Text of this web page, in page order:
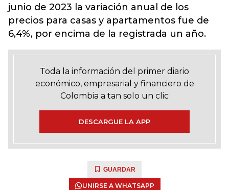
junio de 2023 la variación anual de los
precios para casas y apartamentos fue de
6,4%, por encima de la registrada un año.
Toda la información del primer diario
económico, empresarial y financiero de
Colombia a tan solo un clic
DESCARGUE LA APP
GUARDAR
UNIRSE A WHATSAPP